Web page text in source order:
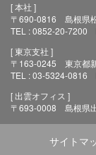
[ 本社 ]
〒690-0816 島根県
TEL : 0852-20-7200
[ 東京支社 ]
〒163-0245 東京都
TEL : 03-5324-0816
[ 出雲オフィス ]
〒693-0008 島根県
サイトマ